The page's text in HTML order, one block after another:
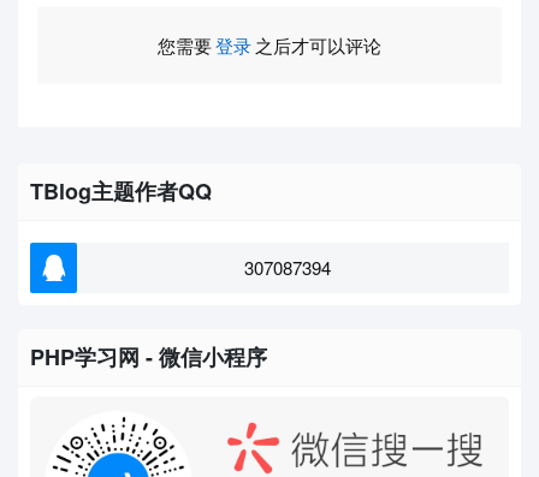
您需要登录之后才可以评论
TBlog主题作者QQ
307087394
PHP学习网 - 微信小程序